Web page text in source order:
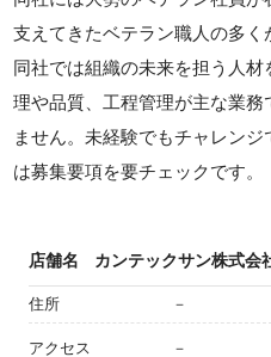
支えてきたベテラン職人の多く
同社では組織の未来を担う人
理や品質、工程管理が主な業
ません。未経験でもチャレン
は募集要項を要チェックです。
店舗名 カンテックサン株式会
住所 －
アクセス －